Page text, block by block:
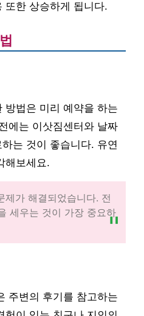
또한 상승하게 됩니다.
방법은 미리 예약을 하는
에는 이삿짐센터와 날짜
는 것이 좋습니다. 유연
해보세요.
제가 해결되었습니다. 전
세우는 것이 가장 중요하
주변의 후기를 참고하는